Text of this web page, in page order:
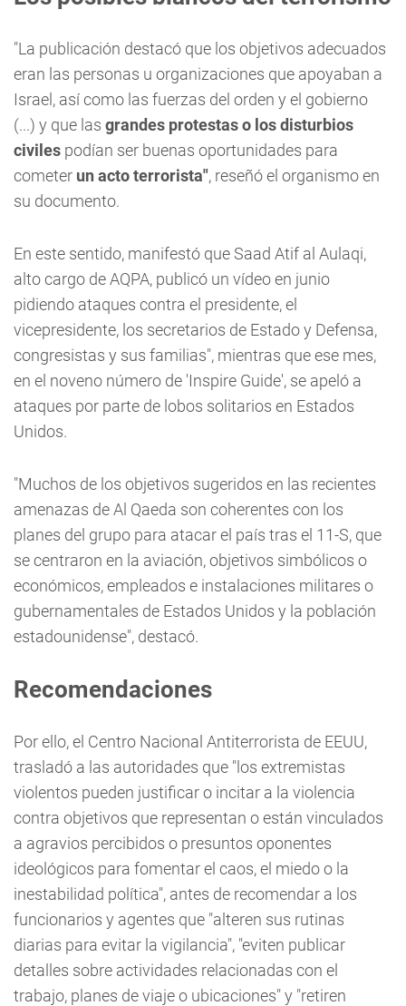
"La publicación destacó que los objetivos adecuados
eran las personas u organizaciones que apoyaban a
Israel, así como las fuerzas del orden y el gobierno
(...) y que las grandes protestas o los disturbios
civiles podían ser buenas oportunidades para
cometer un acto terrorista", reseñó el organismo en
su documento.
En este sentido, manifestó que Saad Atif al Aulaqi,
alto cargo de AQPA, publicó un vídeo en junio
pidiendo ataques contra el presidente, el
vicepresidente, los secretarios de Estado y Defensa,
congresistas y sus familias", mientras que ese mes,
en el noveno número de 'Inspire Guide', se apeló a
ataques por parte de lobos solitarios en Estados
Unidos.
"Muchos de los objetivos sugeridos en las recientes
amenazas de Al Qaeda son coherentes con los
planes del grupo para atacar el país tras el 11-S, que
se centraron en la aviación, objetivos simbólicos o
económicos, empleados e instalaciones militares o
gubernamentales de Estados Unidos y la población
estadounidense", destacó.
Recomendaciones
Por ello, el Centro Nacional Antiterrorista de EEUU,
trasladó a las autoridades que "los extremistas
violentos pueden justificar o incitar a la violencia
contra objetivos que representan o están vinculados
a agravios percibidos o presuntos oponentes
ideológicos para fomentar el caos, el miedo o la
inestabilidad política", antes de recomendar a los
funcionarios y agentes que "alteren sus rutinas
diarias para evitar la vigilancia", "eviten publicar
detalles sobre actividades relacionadas con el
trabajo, planes de viaje o ubicaciones" y "retiren